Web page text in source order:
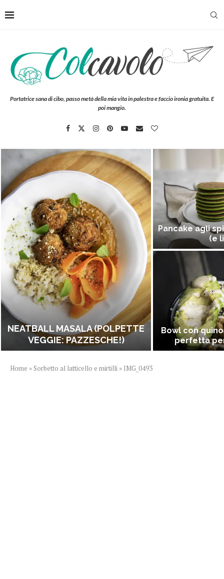
Portatrice sana di cibo, passo metà della mia vita in palestra e faccio ironia gratuita. E
poi mangio.
NEATBALL MASALA (POLPETTE
VEGGIE: PAZZESCHE!)
Pancake agli
(e
Bowl con
perfetta
Home » Sorbetto al latticello e mirtilli » IMG_0493